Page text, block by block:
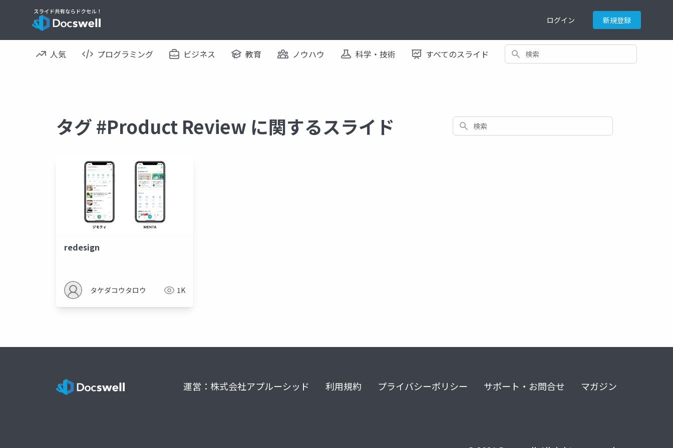
ログイン 新規登録
人気 プログラミング ビジネス 教育 ノウハウ 科学・技術 すべてのスライド 検索
タグ #Product Review に関するスライド 検索
redesign
タケダコウタロウ 1K
運営：株式会社アプルーシッド 利用規約 プライバシーポリシー サポート・お問合せ マガジン